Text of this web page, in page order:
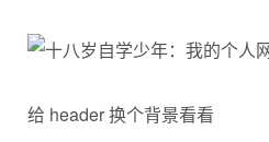
给 header 换个背景看看